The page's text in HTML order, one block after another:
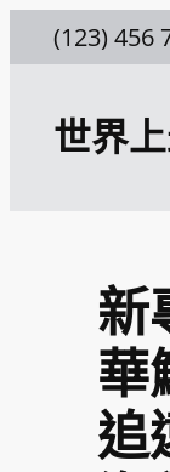
至
(123) 456
世界
新
華
追